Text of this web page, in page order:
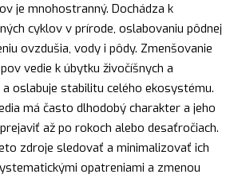
je mnohostranný. Dochádza k
cyklov v prírode, oslabovaniu pôdnej
ovzdušia, vody i pôdy. Zmenšovanie
vedie k úbytku živočíšnych a
oslabuje stabilitu celého ekosystému.
má často dlhodobý charakter a jeho
až po rokoch alebo desaťročiach.
zdroje sledovať a minimalizovať ich
opatreniami a zmenou